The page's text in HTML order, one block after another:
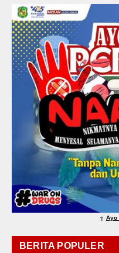
⇑ Ayo
BERITA POPULER